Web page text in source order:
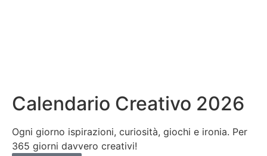
Calendario Creativo 2026
Ogni giorno ispirazioni, curiosità, giochi e ironia. Per
365 giorni davvero creativi!